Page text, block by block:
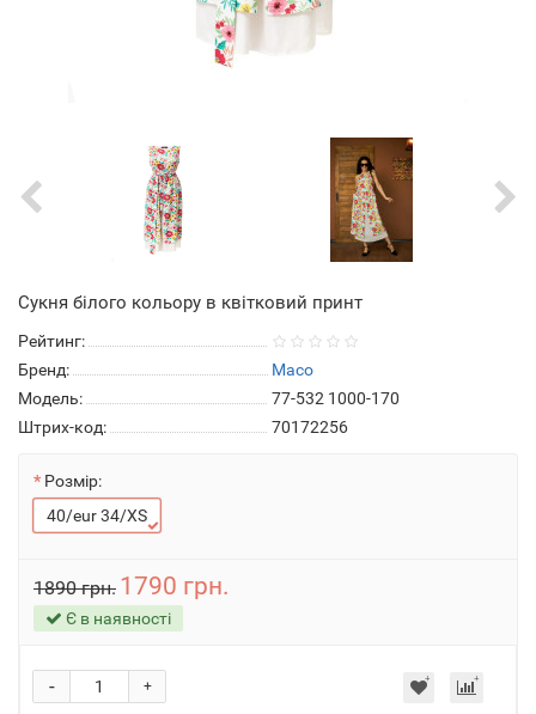
Сукня білого кольору в квітковий принт
Рейтинг:
Бренд:
Maco
Модель:
77-532 1000-170
Штрих-код:
70172256
Розмір:
40/eur 34/XS
1890 грн. 1790 грн.
Є в наявності
+
-